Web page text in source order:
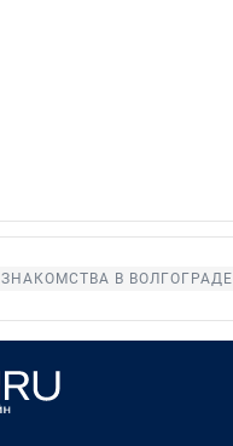
ЗНАКОМСТВА В ВОЛГОГРАДЕ